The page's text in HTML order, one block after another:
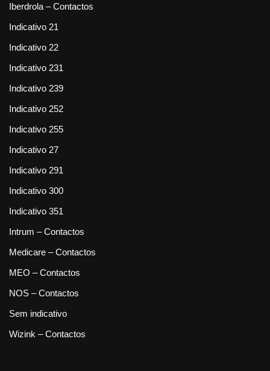
Iberdrola – Contactos
Indicativo 21
Indicativo 22
Indicativo 231
Indicativo 239
Indicativo 252
Indicativo 255
Indicativo 27
Indicativo 291
Indicativo 300
Indicativo 351
Intrum – Contactos
Medicare – Contactos
MEO – Contactos
NOS – Contactos
Sem indicativo
Wizink – Contactos